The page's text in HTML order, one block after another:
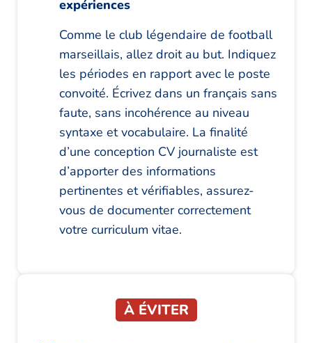
expériences
Comme le club légendaire de football
marseillais, allez droit au but. Indiquez
les périodes en rapport avec le poste
convoité. Écrivez dans un français sans
faute, sans incohérence au niveau
syntaxe et vocabulaire. La finalité
d’une conception CV journaliste est
d’apporter des informations
pertinentes et vérifiables, assurez-
vous de documenter correctement
votre curriculum vitae.
À ÉVITER